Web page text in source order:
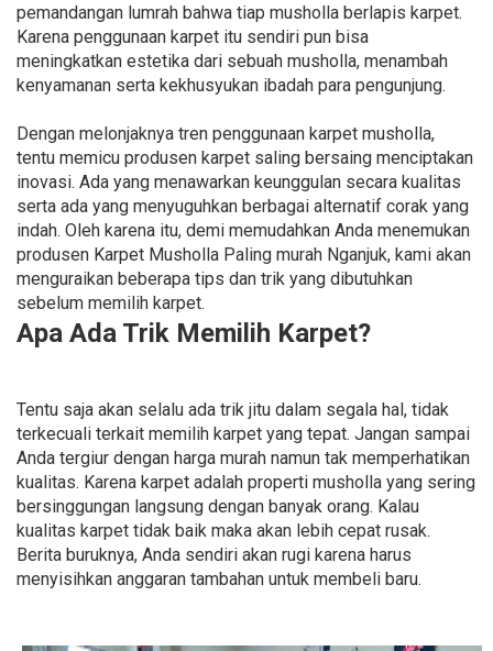
pemandangan lumrah bahwa tiap musholla berlapis karpet.
Karena penggunaan karpet itu sendiri pun bisa
meningkatkan estetika dari sebuah musholla, menambah
kenyamanan serta kekhusyukan ibadah para pengunjung.
Dengan melonjaknya tren penggunaan karpet musholla,
tentu memicu produsen karpet saling bersaing menciptakan
inovasi. Ada yang menawarkan keunggulan secara kualitas
serta ada yang menyuguhkan berbagai alternatif corak yang
indah. Oleh karena itu, demi memudahkan Anda menemukan
produsen Karpet Musholla Paling murah Nganjuk, kami akan
menguraikan beberapa tips dan trik yang dibutuhkan
sebelum memilih karpet.
Apa Ada Trik Memilih Karpet?
Tentu saja akan selalu ada trik jitu dalam segala hal, tidak
terkecuali terkait memilih karpet yang tepat. Jangan sampai
Anda tergiur dengan harga murah namun tak memperhatikan
kualitas. Karena karpet adalah properti musholla yang sering
bersinggungan langsung dengan banyak orang. Kalau
kualitas karpet tidak baik maka akan lebih cepat rusak.
Berita buruknya, Anda sendiri akan rugi karena harus
menyisihkan anggaran tambahan untuk membeli baru.